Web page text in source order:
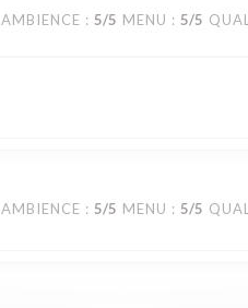
AMBIENCE : 5/5 MENU : 5/5
AMBIENCE : 5/5 MENU : 5/5